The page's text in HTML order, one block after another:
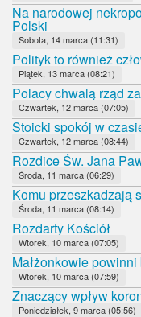
Na narodowej
Polski
Sobota, 14 marca (11:31)
Polityk to również
Piątek, 13 marca (08:21)
Polacy chwalą rząd
Czwartek, 12 marca (07:05)
Stoicki spokój w
Czwartek, 12 marca (08:44)
Rozdice Św. Jana
Środa, 11 marca (06:29)
Komu przeszkadzają
Środa, 11 marca (08:14)
Rozdarty Kościół
Wtorek, 10 marca (07:05)
Małżonkowie
Wtorek, 10 marca (07:59)
Znaczący wpływ
Poniedziałek, 9 marca (05:56)